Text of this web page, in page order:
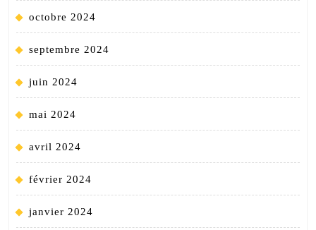
octobre 2024
septembre 2024
juin 2024
mai 2024
avril 2024
février 2024
janvier 2024